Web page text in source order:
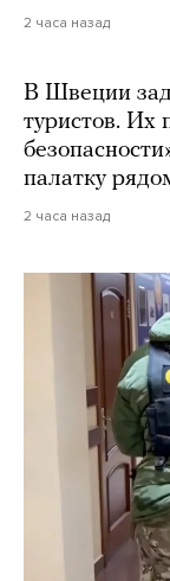
2 часа назад
В Швеции
туристов. Их
палатку
2 часа назад